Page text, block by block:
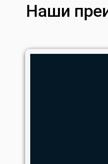
Наши